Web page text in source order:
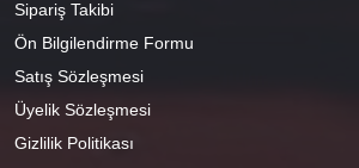
Sipariş Takibi
Ön Bilgilendirme Formu
Satış Sözleşmesi
Üyelik Sözleşmesi
Gizlilik Politikası